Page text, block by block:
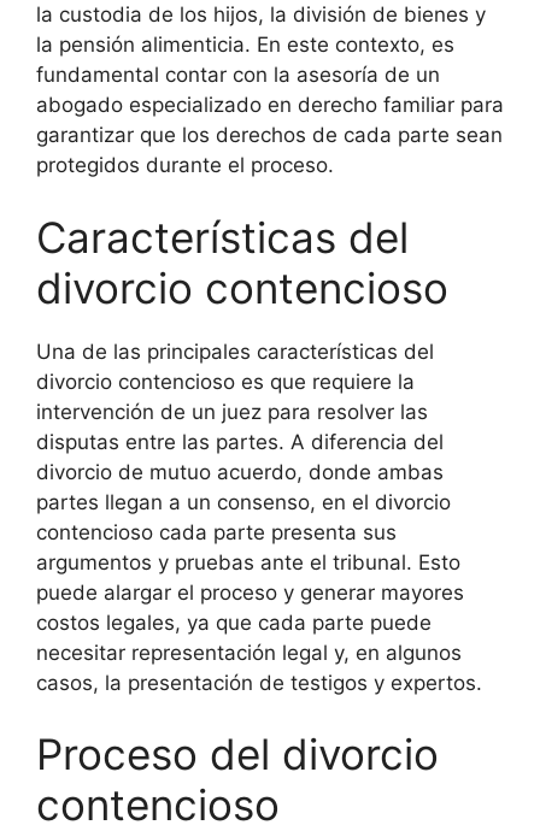
la custodia de los hijos, la división de bienes y
la pensión alimenticia. En este contexto, es
fundamental contar con la asesoría de un
abogado especializado en derecho familiar para
garantizar que los derechos de cada parte sean
protegidos durante el proceso.
Características del
divorcio contencioso
Una de las principales características del
divorcio contencioso es que requiere la
intervención de un juez para resolver las
disputas entre las partes. A diferencia del
divorcio de mutuo acuerdo, donde ambas
partes llegan a un consenso, en el divorcio
contencioso cada parte presenta sus
argumentos y pruebas ante el tribunal. Esto
puede alargar el proceso y generar mayores
costos legales, ya que cada parte puede
necesitar representación legal y, en algunos
casos, la presentación de testigos y expertos.
Proceso del divorcio
contencioso